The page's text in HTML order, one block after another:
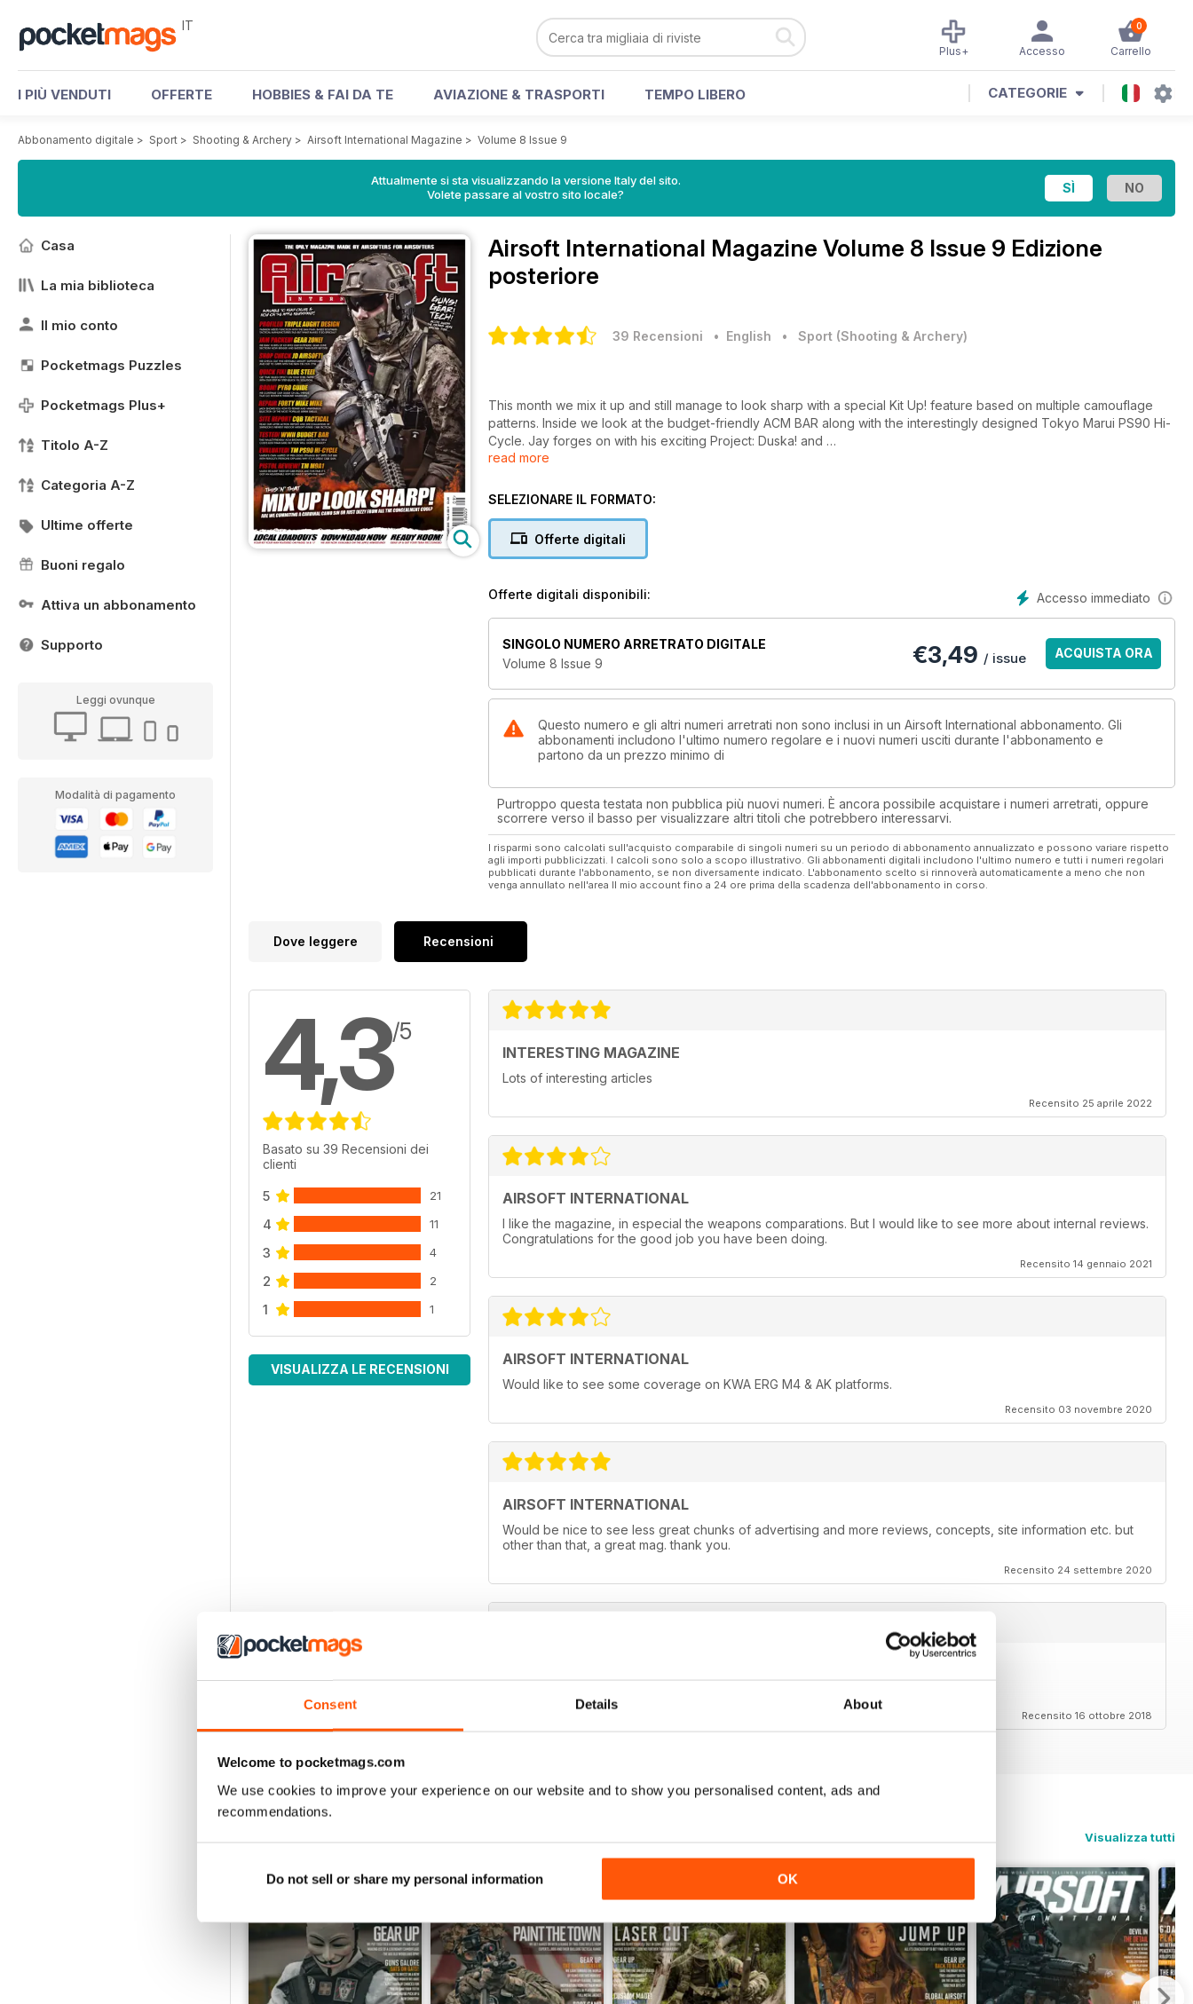
Consent Details About
Welcome to pocketmags.com
We use cookies to improve your experience on our website and to show you personalised content, ads and
recommendations.
Do not sell or share my personal information OK
IT 0
Carrello
Accesso
Plus+
I PIÙ VENDUTI OFFERTE HOBBIES & FAI DA TE AVIAZIONE & TRASPORTI TEMPO LIBERO CATEGORIE
Abbonamento digitale > Sport > Shooting & Archery > Airsoft International Magazine > Volume 8 Issue 9
Attualmente si sta visualizzando la versione Italy del sito.
Volete passare al vostro sito locale?
Casa
La mia biblioteca
Il mio conto
Pocketmags Puzzles
Pocketmags Plus+
Titolo A-Z
Categoria A-Z
Ultime offerte
Buoni regalo
Attiva un abbonamento
Supporto
Leggi ovunque
Modalità di pagamento
Airsoft International Magazine Volume 8 Issue 9 Edizione
posteriore
39 Recensioni • English • Sport (Shooting & Archery)
This month we mix it up and still manage to look sharp with a special Kit Up! feature based on multiple camouflage
patterns. Inside we look at the budget-friendly ACM BAR along with the interestingly designed Tokyo Marui PS90 Hi-
Cycle. Jay forges on with his exciting Project: Duska! and
Jack teaches you how to fix your 40mm shells in double quick time. All this and more in this issue of Ai.
read more
SELEZIONARE IL FORMATO:
Offerte digitali
Accesso immediato
Offerte digitali disponibili:
SINGOLO NUMERO ARRETRATO DIGITALE
Volume 8 Issue 9
€3,49 / issue ACQUISTA ORA
Questo numero e gli altri numeri arretrati non sono inclusi in un Airsoft International abbonamento. Gli
abbonamenti includono l'ultimo numero regolare e i nuovi numeri usciti durante l'abbonamento e
partono da un prezzo minimo di
Purtroppo questa testata non pubblica più nuovi numeri. È ancora possibile acquistare i numeri arretrati, oppure
scorrere verso il basso per visualizzare altri titoli che potrebbero interessarvi.
I risparmi sono calcolati sull'acquisto comparabile di singoli numeri su un periodo di abbonamento annualizzato e possono variare rispetto
agli importi pubblicizzati. I calcoli sono solo a scopo illustrativo. Gli abbonamenti digitali includono l'ultimo numero e tutti i numeri regolari
pubblicati durante l'abbonamento, se non diversamente indicato. L'abbonamento scelto si rinnoverà automaticamente a meno che non
venga annullato nell'area Il mio account fino a 24 ore prima della scadenza dell'abbonamento in corso.
Dove leggere Recensioni
4,3/5
Basato su 39 Recensioni dei
clienti
5 21
4 11
3 4
2 2
1 1
VISUALIZZA LE RECENSIONI
INTERESTING MAGAZINE
Lots of interesting articles
Recensito 25 aprile 2022
AIRSOFT INTERNATIONAL
I like the magazine, in especial the weapons comparations. But I would like to see more about internal reviews.
Congratulations for the good job you have been doing.
Recensito 14 gennaio 2021
AIRSOFT INTERNATIONAL
Would like to see some coverage on KWA ERG M4 & AK platforms.
Recensito 03 novembre 2020
AIRSOFT INTERNATIONAL
Would be nice to see less great chunks of advertising and more reviews, concepts, site information etc. but
other than that, a great mag. thank you.
Recensito 24 settembre 2020
Recensito 16 ottobre 2018
Visualizza tutti